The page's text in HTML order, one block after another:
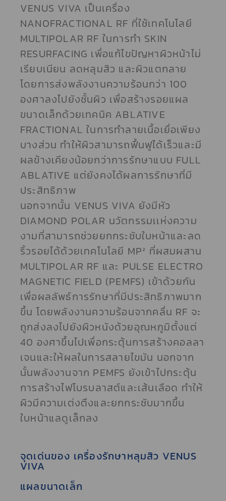
VENUS VIVA เป็นเครื่อง
NANOFRACTIONAL RF ที่ใช้เทคโนโลยี
MULTIPOLAR RF ในการทำ SKIN
RESURFACING เพื่อแก้ไขปัญหาผิวหน้าไม่
เรียบเนียน ลดหลุมสิว และผิวแตกลาย
โดยการส่งพลังงานความร้อนกว่า 100
องศาลงไปยังชั้นผิว เพื่อสร้างรอยแผล
ขนาดเล็กด้วยเทคนิค ABLATIVE
FRACTIONAL ในการทำลายเนื้อเยื่อเพียง
บางส่วน ทำให้ผิวสามารถฟื้นฟูได้เร็วและมี
ผลข้างเคียงน้อยกว่าการรักษาแบบ FULL
ABLATIVE แต่ยังคงได้ผลการรักษาที่มี
ประสิทธิภาพ
นอกจากนั้น VENUS VIVA ยังมีหัว
DIAMOND POLAR นวัตกรรมเเห่งความ
งามที่สามารถช่วยยกกระชับใบหน้าและลด
ริ้วรอยได้ด้วยเทคโนโลยี MP² ที่ผสมผสาน
MULTIPOLAR RF และ PULSE ELECTRO
MAGNETIC FIELD (PEMFS) เข้าด้วยกัน
เพื่อผลลัพธ์การรักษาที่มีประสิทธิภาพมาก
ขึ้น โดยพลังงานความร้อนจากคลื่น RF จะ
ถูกส่งลงไปยังผิวหนังด้วยอุณหภูมิตั้งแต่
40 องศาขึ้นไปเพื่อกระตุ้นการสร้างคอลลา
เจนและให้ผลในการสลายไขมัน นอกจาก
นั้นพลังงานจาก PEMFS ยังเข้าไปกระตุ้น
การสร้างไฟโบรบลาสต์และเส้นเลือด ทำให้
ผิวมีความเต่งตึงและยกกระชับมากขึ้น
ใบหน้าแลดูเล็กลง
จุดเด่นของ เครื่องรักษาหลุมสิว VENUS
VIVA
แผลขนาดเล็ก